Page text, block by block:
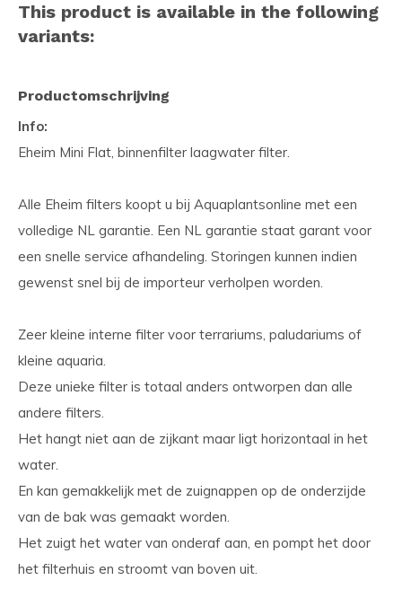
This product is available in the following
variants:
Productomschrijving
Info:
Eheim Mini Flat, binnenfilter laagwater filter.
Alle Eheim filters koopt u bij Aquaplantsonline met een
volledige NL garantie. Een NL garantie staat garant voor
een snelle service afhandeling. Storingen kunnen indien
gewenst snel bij de importeur verholpen worden.
Zeer kleine interne filter voor terrariums, paludariums of
kleine aquaria.
Deze unieke filter is totaal anders ontworpen dan alle
andere filters.
Het hangt niet aan de zijkant maar ligt horizontaal in het
water.
En kan gemakkelijk met de zuignappen op de onderzijde
van de bak was gemaakt worden.
Het zuigt het water van onderaf aan, en pompt het door
het filterhuis en stroomt van boven uit.